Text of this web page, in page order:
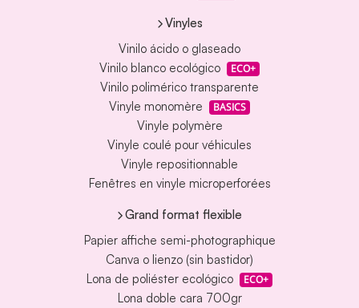
Vinyles
Vinilo ácido o glaseado
Vinilo blanco ecológico
ECO+
Vinilo polimérico transparente
Vinyle monomère
BASICS
Vinyle polymère
Vinyle coulé pour véhicules
Vinyle repositionnable
Fenêtres en vinyle microperforées
Grand format flexible
Papier affiche semi-photographique
Canva o lienzo (sin bastidor)
Lona de poliéster ecológico
ECO+
Lona doble cara 700gr